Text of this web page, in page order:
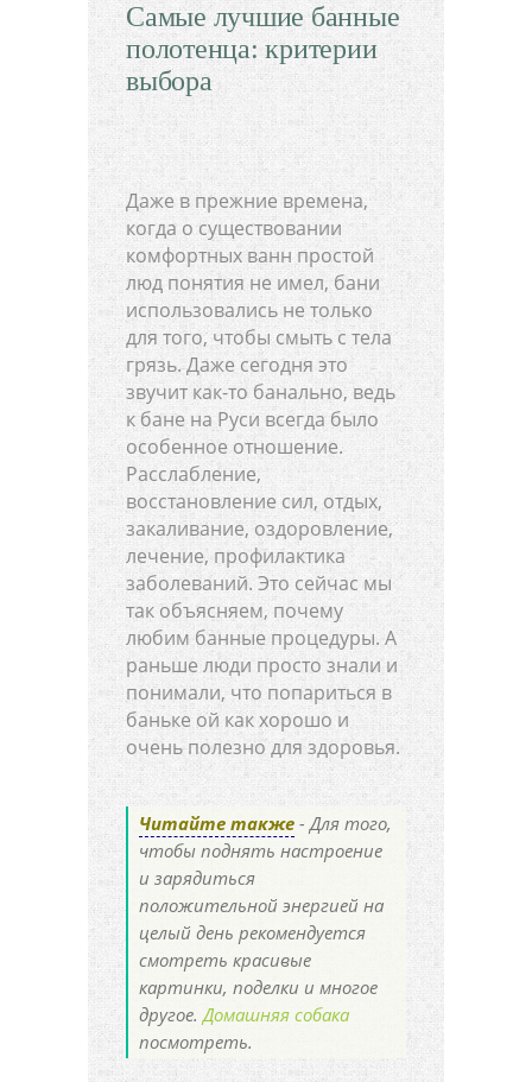
Самые лучшие банные
полотенца: критерии
выбора
Даже в прежние времена,
когда о существовании
комфортных ванн простой
люд понятия не имел, бани
использовались не только
для того, чтобы смыть с тела
грязь. Даже сегодня это
звучит как-то банально, ведь
к бане на Руси всегда было
особенное отношение.
Расслабление,
восстановление сил, отдых,
закаливание, оздоровление,
лечение, профилактика
заболеваний. Это сейчас мы
так объясняем, почему
любим банные процедуры. А
раньше люди просто знали и
понимали, что попариться в
баньке ой как хорошо и
очень полезно для здоровья.
Читайте также- Для того,
чтобы поднять настроение
и зарядиться
положительной энергией на
целый день рекомендуется
смотреть красивые
картинки, поделки и многое
другое.Домашняя собака
посмотреть.